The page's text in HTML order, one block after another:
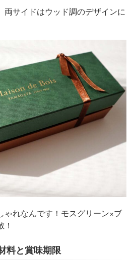
両サイドはウッド調のデザインに
ゃれなんです！モスグリーン×ブ
料と賞味期限